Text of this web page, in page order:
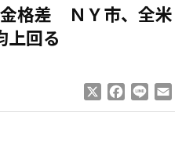
格差 ＮＹ市、全米
上回る
Facebook
Line